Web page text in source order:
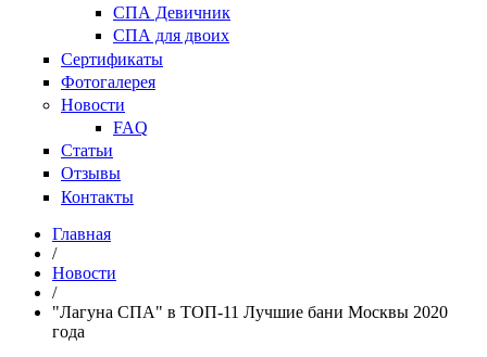
СПА Девичник
СПА для двоих
Сертификаты
Фотогалерея
Новости
FAQ
Статьи
Отзывы
Контакты
Главная
/
Новости
/
"Лагуна СПА" в ТОП-11 Лучшие бани Москвы 2020
года